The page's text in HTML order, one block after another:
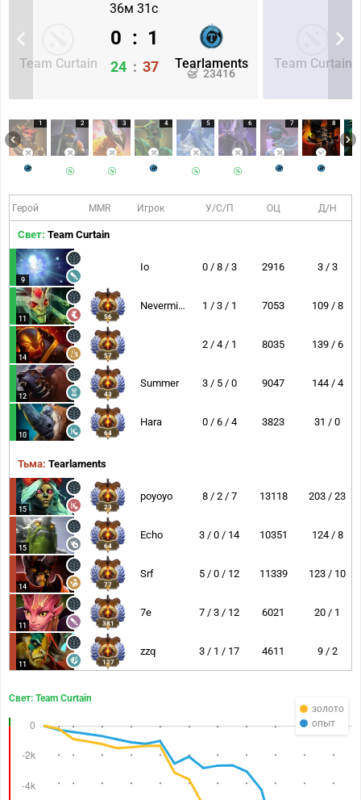
36м 31с
Team Curtain Tearlaments
23416
0 : 1
24 : 37 Team Curtain
1 2 3 4 5 6 7 8
Герой MMR Игрок У/С/П ОЦ Д/Н
Свет: Team Curtain
9
Io 0 / 8 / 3 2916 3 / 3
11 56
Nevermine 1 / 3 / 1 7053 109 / 8
14 57
2 / 4 / 1 8035 139 / 6
12 43
Summer 3 / 5 / 0 9047 144 / 4
10 64
Hara 0 / 6 / 4 3823 31 / 0
Тьма: Tearlaments
15 23
poyoyo 8 / 2 / 7 13118 203 / 23
15 64
Echo 3 / 0 / 14 10351 124 / 8
14 77
Srf 5 / 0 / 12 11339 123 / 10
11 381
7e 7 / 3 / 12 6021 20 / 1
11 127
zzq 3 / 1 / 17 4611 9 / 2
золото
опыт
Свет: Team Curtain